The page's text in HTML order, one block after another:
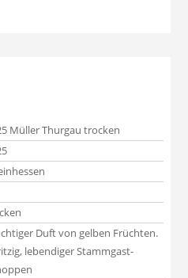
Müller Thurgau trocken
Duft von gelben Früchten.
lebendiger Stammgast-